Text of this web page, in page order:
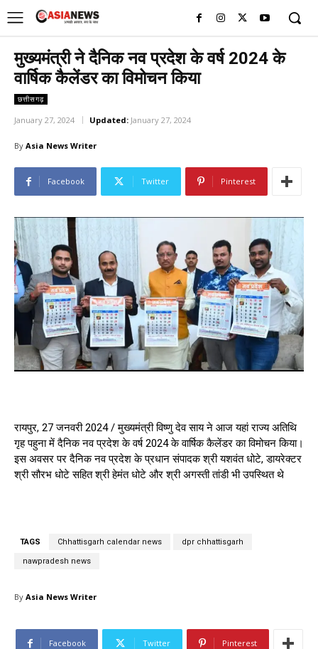
मुख्यमंत्री ने दैनिक नव प्रदेश के वर्ष 2024 के
वार्षिक कैलेंडर का विमोचन किया
छत्तीसगढ़
January 27, 2024 Updated: January 27, 2024
By Asia News Writer
Facebook Twitter Pinterest
रायपुर, 27 जनवरी 2024 / मुख्यमंत्री विष्णु देव साय ने आज यहां राज्य अतिथि
गृह पहुना में दैनिक नव प्रदेश के वर्ष 2024 के वार्षिक कैलेंडर का विमोचन किया।
इस अवसर पर दैनिक नव प्रदेश के प्रधान संपादक श्री यशवंत धोटे, डायरेक्टर
श्री सौरभ धोटे सहित श्री हेमंत धोटे और श्री अगस्ती तांडी भी उपस्थित थे
TAGS Chhattisgarh calendar news dpr chhattisgarh
nawpradesh news
By Asia News Writer
Facebook Twitter Pinterest